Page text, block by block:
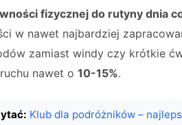
fizycznej do rutyny dnia
w nawet najbardziej
zamiast windy czy krótkie
nawet o 10-15%.
Klub dla podróżników –